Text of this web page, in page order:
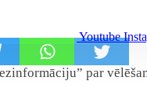
Youtube
par